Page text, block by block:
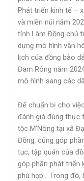
Phát triển kinh tế –
và miền núi năm
tỉnh Lâm Đồng chủ
dựng mô hình văn
lịch của đồng bào
Đam Rông năm
mô hình sang các
Để chuẩn bị cho
đánh giá đúng thực
tộc M’Nông tại xã
Đồng, cũng góp
tục, tập quán của
góp phần phát triển
phù hợp… Trong đó,